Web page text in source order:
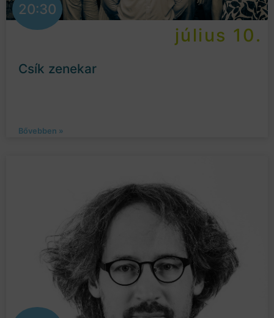
20:30
július 10.
Csík zenekar
Bővebben »